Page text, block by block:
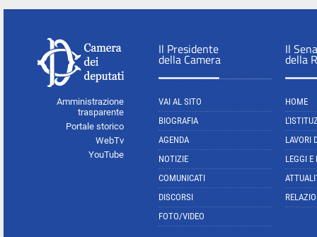
Amministrazione
trasparente
Portale storico
WebTv
YouTube
Il Presidente
della Camera
VAI AL SITO
BIOGRAFIA
AGENDA
NOTIZIE
COMUNICATI
DISCORSI
FOTO/VIDEO
Il
della
HOME
LAVORI
LEGGI E